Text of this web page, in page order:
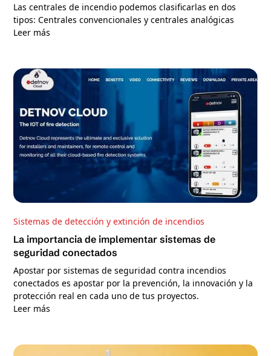
Las centrales de incendio podemos clasificarlas en dos
tipos: Centrales convencionales y centrales analógicas
Leer más
Sistemas de detección y extinción de incendios
La importancia de implementar sistemas de
seguridad conectados
Apostar por sistemas de seguridad contra incendios
conectados es apostar por la prevención, la innovación y la
protección real en cada uno de tus proyectos.
Leer más